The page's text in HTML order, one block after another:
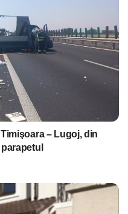
– Lugoj, din